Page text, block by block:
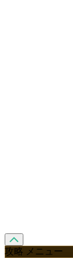
攻略 メニュー